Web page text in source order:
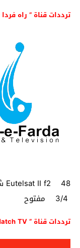
ترددات قناة ” راه فردا
ترددات قناة ” Match TV ” :